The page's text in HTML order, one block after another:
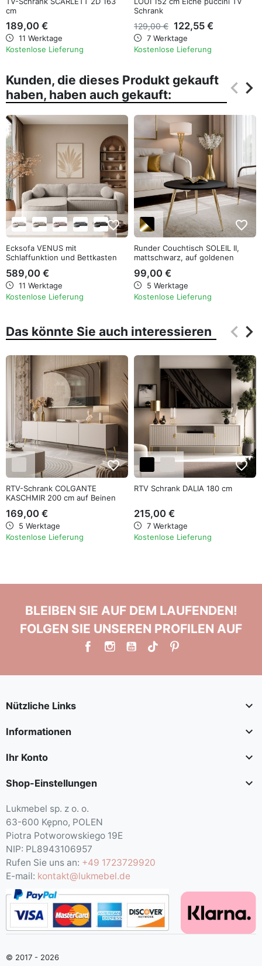
cm
189,00 €
11 Werktage
Kostenlose Lieferung
Schrank
129,00 € 122,55 €
7 Werktage
Kostenlose Lieferung
Kunden, die dieses Produkt gekauft
haben, haben auch gekauft:
keyboard_arrow_left
keyboard_arrow_right
favorite_border
Ecksofa VENUS mit
Schlaffunktion und Bettkasten
589,00 €
11 Werktage
Kostenlose Lieferung
favorite_border
Runder Couchtisch SOLEIL II,
mattschwarz, auf goldenen
99,00 €
5 Werktage
Kostenlose Lieferung
Das könnte Sie auch interessieren keyboard_arrow_left
keyboard_arrow_right
favorite_border
RTV-Schrank COLGANTE
KASCHMIR 200 cm auf Beinen
169,00 €
5 Werktage
Kostenlose Lieferung
favorite_border
RTV Schrank DALIA 180 cm
215,00 €
7 Werktage
Kostenlose Lieferung
BLEIBEN SIE AUF DEM LAUFENDEN!
FOLGEN SIE UNSEREN PROFILEN AUF
Nützliche Links 
Informationen 
Ihr Konto 
Shop-Einstellungen 
Lukmebel sp. z o. o.
63-600 Kępno, POLEN
Piotra Potworowskiego 19E
NIP: PL8943106957
Rufen Sie uns an: +49 1723729920
E-mail: kontakt@lukmebel.de
© 2017 - 2026